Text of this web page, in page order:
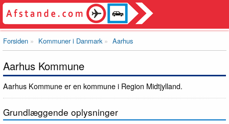
Forsiden Kommuner i Danmark Aarhus
Aarhus Kommune
Aarhus Kommune er en kommune i Region Midtjylland.
Grundlæggende oplysninger